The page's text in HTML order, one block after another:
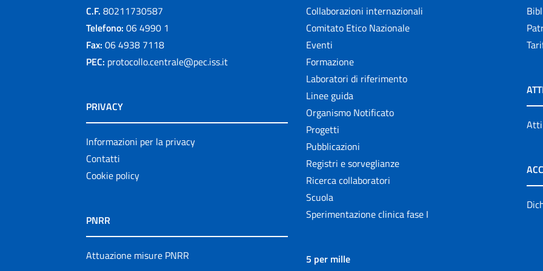
C.F. 80211730587
Telefono: 06 4990 1
Fax: 06 4938 7118
PEC: protocollo.centrale@pec.iss.it
PRIVACY
Informazioni per la privacy
Contatti
Cookie policy
PNRR
Attuazione misure PNRR
Collaborazioni internazionali
Comitato Etico Nazionale
Eventi
Formazione
Laboratori di riferimento
Linee guida
Organismo Notificato
Progetti
Pubblicazioni
Registri e sorveglianze
Ricerca collaboratori
Scuola
Sperimentazione clinica fase I
5 per mille
Atti